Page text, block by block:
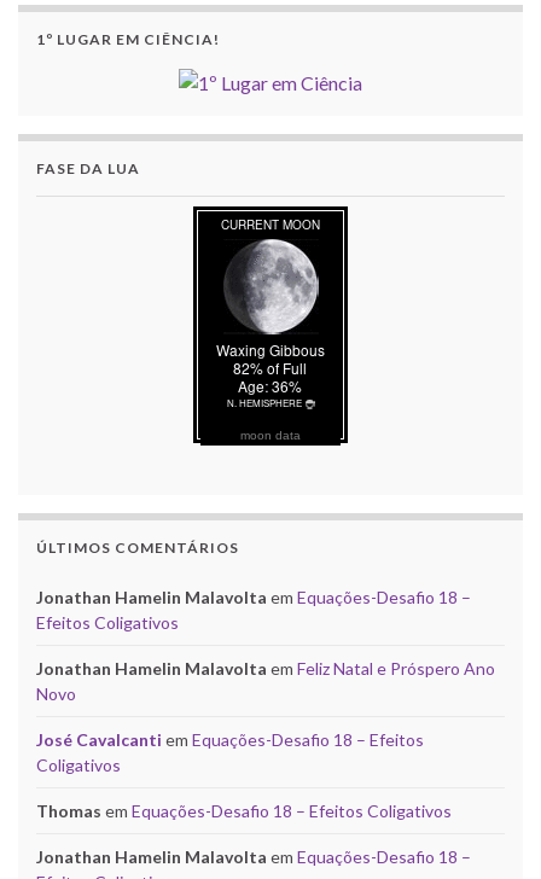
1º LUGAR EM CIÊNCIA!
FASE DA LUA
moon data
ÚLTIMOS COMENTÁRIOS
Jonathan Hamelin Malavolta em Equações-Desafio 18 –
Efeitos Coligativos
Jonathan Hamelin Malavolta em Feliz Natal e Próspero Ano
Novo
José Cavalcanti em Equações-Desafio 18 – Efeitos
Coligativos
Thomas em Equações-Desafio 18 – Efeitos Coligativos
Jonathan Hamelin Malavolta em Equações-Desafio 18 –